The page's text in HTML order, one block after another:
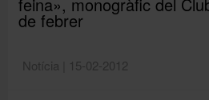
de febrer
Notícia | 15-02-2012